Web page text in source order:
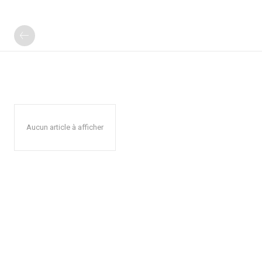
Aucun article à afficher